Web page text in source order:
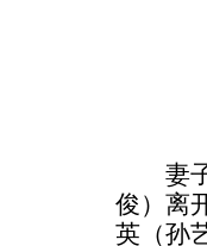
妻子
俊）离
英（孙